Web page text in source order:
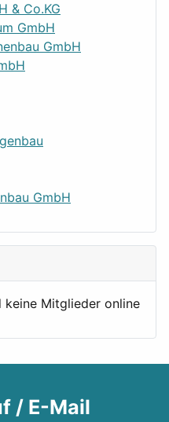
& Co.KG
GmbH
GmbH
GmbH
keine Mitglieder online
/ E-Mail